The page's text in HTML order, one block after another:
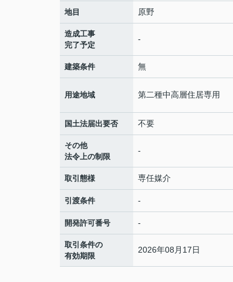
地目 原野
造成工事
完了予定
-
建築条件 無
用途地域 第二種中高層住居専用
国土法届出要否 不要
その他
法令上の制限
-
取引態様 専任媒介
引渡条件 -
開発許可番号 -
取引条件の
有効期限
2026年08月17日